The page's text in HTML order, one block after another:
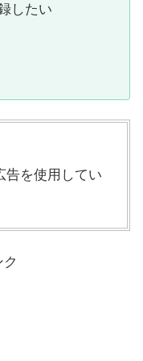
したい
を使用してい